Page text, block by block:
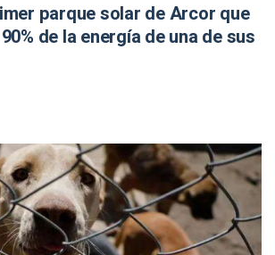
parque solar de Arcor que
de la energía de una de sus